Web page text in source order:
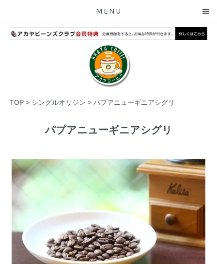
MENU
TOP > シングルオリジン > パプアニューギニアシグリ
パプアニューギニアシグリ